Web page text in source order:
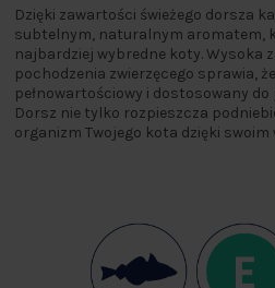
Dzięki zawartości świeżego dorsza
subtelnym, naturalnym aromatem,
najbardziej wybredne koty. Wysoka
pochodzenia zwierzęcego sprawia,
pełnowartościowy i dostosowany
Dorsz nie tylko rozpieszcza
organizm Twojego kota dzięki